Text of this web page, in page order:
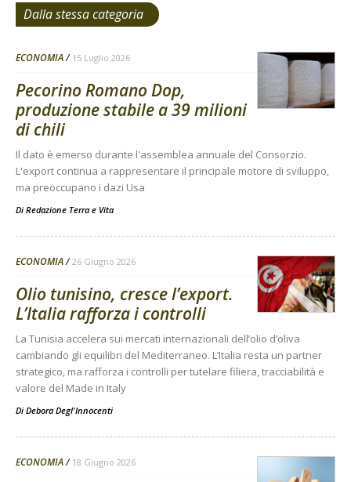
Dalla stessa categoria
ECONOMIA 15 Luglio 2026
Pecorino Romano Dop,
produzione stabile a 39 milioni
di chili
Il dato è emerso durante l'assemblea annuale del Consorzio.
L'export continua a rappresentare il principale motore di sviluppo,
ma preoccupano i dazi Usa
Di Redazione Terra e Vita
ECONOMIA 26 Giugno 2026
Olio tunisino, cresce l’export.
L’Italia rafforza i controlli
La Tunisia accelera sui mercati internazionali dell’olio d’oliva
cambiando gli equilibri del Mediterraneo. L’Italia resta un partner
strategico, ma rafforza i controlli per tutelare filiera, tracciabilità e
valore del Made in Italy
Di Debora Degl'Innocenti
ECONOMIA 18 Giugno 2026